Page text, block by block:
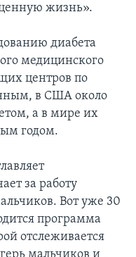
жизнь».
диабета
медицинского
центров по
в США около
а в мире их
годом.
за работу
Вот уже 30
программа
отслеживается